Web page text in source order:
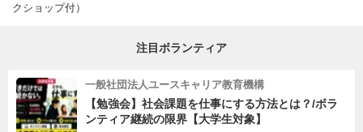
クショップ付）
注目ボランティア
一般社団法人ユースキャリア教育機構
【勉強会】社会課題を仕事にする方法とは？/ボラ
ンティア継続の限界【大学生対象】